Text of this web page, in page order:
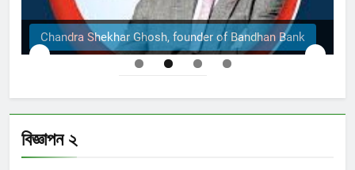
Chandra Shekhar Ghosh, founder of Bandhan Bank
বিজ্ঞাপন ২